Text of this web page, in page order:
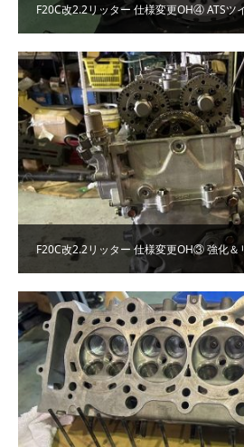
F20C改2.2リッター 仕様変更OH④ ATSツ
F20C改2.2リッター 仕様変更OH③ 強化＆